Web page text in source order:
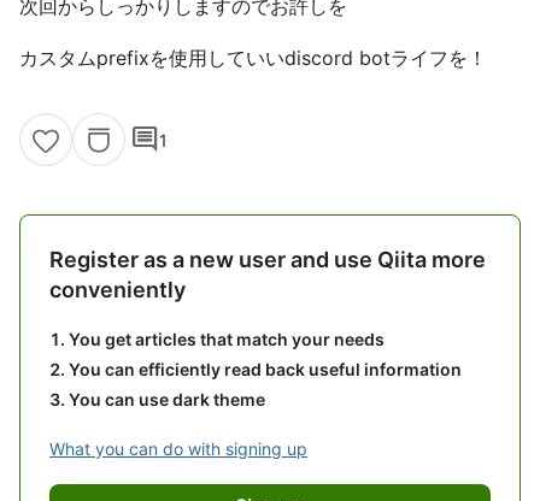
次回からしっかりしますのでお許しを
カスタムprefixを使用していいdiscord botライフを！
comment1
Register as a new user and use Qiita more
conveniently
You get articles that match your needs
You can efficiently read back useful information
You can use dark theme
What you can do with signing up